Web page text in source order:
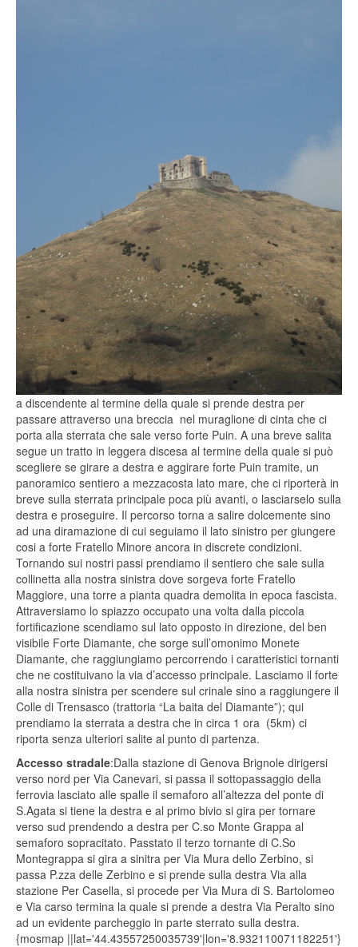
a discendente al termine della quale si prende destra per
passare attraverso una breccia nel muraglione di cinta che ci
porta alla sterrata che sale verso forte Puin. A una breve salita
segue un tratto in leggera discesa al termine della quale si può
scegliere se girare a destra e aggirare forte Puin tramite, un
panoramico sentiero a mezzacosta lato mare, che ci riporterà in
breve sulla sterrata principale poca più avanti, o lasciarselo sulla
destra e proseguire. Il percorso torna a salire dolcemente sino
ad una diramazione di cui seguiamo il lato sinistro per giungere
cosi a forte Fratello Minore ancora in discrete condizioni.
Tornando sui nostri passi prendiamo il sentiero che sale sulla
collinetta alla nostra sinistra dove sorgeva forte Fratello
Maggiore, una torre a pianta quadra demolita in epoca fascista.
Attraversiamo lo spiazzo occupato una volta dalla piccola
fortificazione scendiamo sul lato opposto in direzione, del ben
visibile Forte Diamante, che sorge sull’omonimo Monete
Diamante, che raggiungiamo percorrendo i caratteristici tornanti
che ne costituivano la via d’accesso principale. Lasciamo il forte
alla nostra sinistra per scendere sul crinale sino a raggiungere il
Colle di Trensasco (trattoria “La baita del Diamante”); qui
prendiamo la sterrata a destra che in circa 1 ora (5km) ci
riporta senza ulteriori salite al punto di partenza.
Accesso stradale:Dalla stazione di Genova Brignole dirigersi
verso nord per Via Canevari, si passa il sottopassaggio della
ferrovia lasciato alle spalle il semaforo all’altezza del ponte di
S.Agata si tiene la destra e al primo bivio si gira per tornare
verso sud prendendo a destra per C.so Monte Grappa al
semaforo sopracitato. Passtato il terzo tornante di C.So
Montegrappa si gira a sinitra per Via Mura dello Zerbino, si
passa P.zza delle Zerbino e si prende sulla destra Via alla
stazione Per Casella, si procede per Via Mura di S. Bartolomeo
e Via carso termina la quale si prende a destra Via Peralto sino
ad un evidente parcheggio in parte sterrato sulla destra.
{mosmap ||lat='44.43557250035739'|lon='8.932110071182251'}